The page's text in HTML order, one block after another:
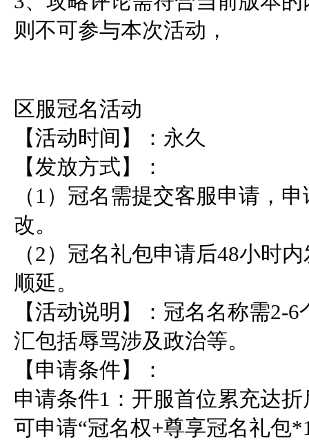
则不可参与本次活动，
区服冠名活动
【活动时间】：永久
【发放方式】：
（1）冠名需提交客服申请，
改。
（2）冠名礼包申请后48小时
顺延。
【活动说明】：冠名名称需2-
汇包括辱骂涉及政治等。
【申请条件】：
申请条件1：开服首位累充达
可申请“冠名权+尊享冠名礼包